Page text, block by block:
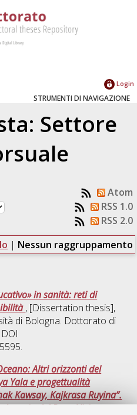
Login
STRUMENTI DI NAVIGAZIONE
Settore
Atom
RSS 1.0
RSS 2.0
| Nessun raggruppamento
in sanità: reti di
, [Dissertation thesis],
di Bologna. Dottorato di
Altri orizzonti del
Yala e progettualità
Kawsay, Kajkrasa Ruyina”.
del Buen Vivir,